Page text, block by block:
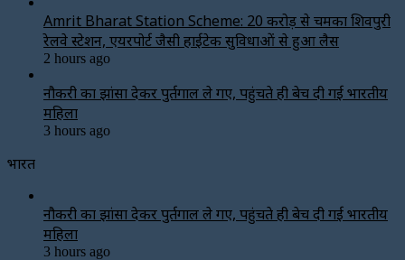
Amrit Bharat Station Scheme: 20 करोड़ से चमका शिवपुरी
रेलवे स्टेशन, एयरपोर्ट जैसी हाईटेक सुविधाओं से हुआ लैस
2 hours ago
नौकरी का झांसा देकर पुर्तगाल ले गए, पहुंचते ही बेच दी गई भारतीय
महिला
3 hours ago
भारत
नौकरी का झांसा देकर पुर्तगाल ले गए, पहुंचते ही बेच दी गई भारतीय
महिला
3 hours ago